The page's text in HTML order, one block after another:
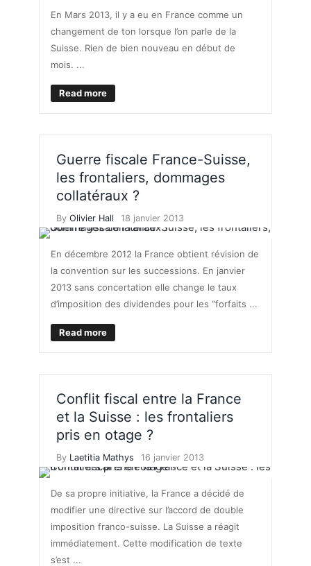
En Mars 2013, il y a eu en France comme un
changement de ton lorsque l’on parle de la
Suisse. Rien de bien nouveau en début de
mois. ...
Read more
Guerre fiscale France-Suisse,
les frontaliers, dommages
collatéraux ?
By Olivier Hall 18 janvier 2013
En décembre 2012 la France obtient révision de
la convention sur les successions. En janvier
2013 sans concertation elle change le taux
d’imposition des dividendes pour les “forfaits ...
Read more
Conflit fiscal entre la France
et la Suisse : les frontaliers
pris en otage ?
By Laetitia Mathys 16 janvier 2013
De sa propre initiative, la France a décidé de
modifier une directive sur l’accord de double
imposition franco-suisse. La Suisse a réagit
immédiatement. Cette modification de texte
s’est ...